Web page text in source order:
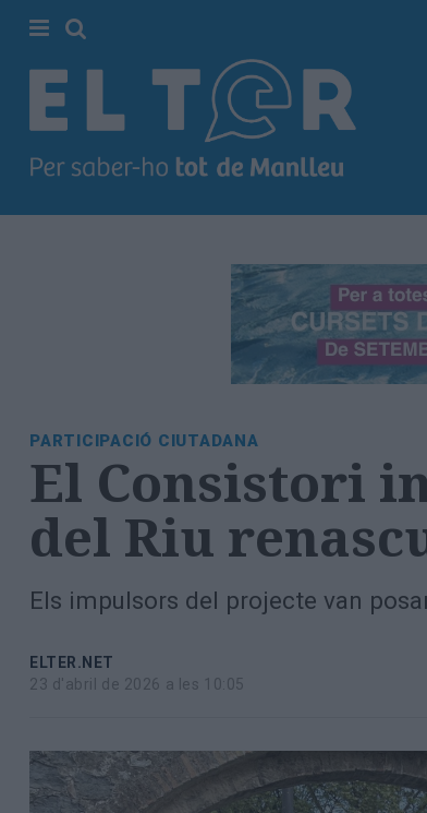
Manlleu
Totes
les
notícies
PARTICIPACIÓ CIUTADANA
El Consistori
del Riu
Els impulsors del projecte van
ELTER.NET
23 d'abril de 2026 a les 10:05